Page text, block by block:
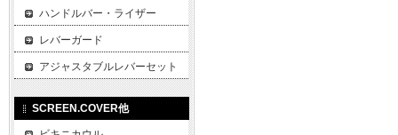
ハンドルバー・ライザー
レバーガード
アジャスタブルレバーセット
SCREEN.COVER他